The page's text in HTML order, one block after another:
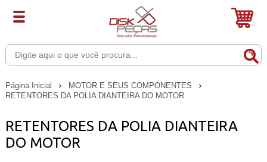
Página Inicial
MOTOR E SEUS COMPONENTES
RETENTORES DA POLIA DIANTEIRA DO MOTOR
RETENTORES DA POLIA DIANTEIRA
DO MOTOR